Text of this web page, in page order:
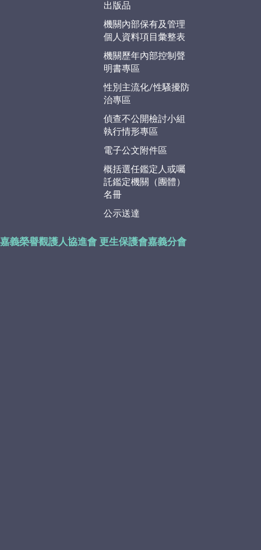
出版品
機關內部保有及管理
個人資料項目彙整表
機關歷年內部控制聲
明書專區
性別主流化/性騷擾防
治專區
偵查不公開檢討小組
執行情形專區
電子公文附件區
概括選任鑑定人或囑
託鑑定機關（團體）
名冊
公示送達
嘉義榮譽觀護人協進會 更生保護會嘉義分會